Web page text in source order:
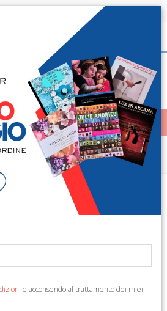
24h per tutti i libri disponibili
Storia del
e acconsendo al trattamento dei miei